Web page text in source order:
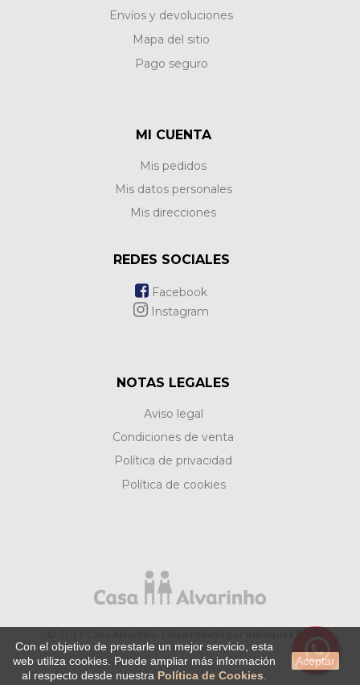
Con el objetivo de prestarle un mejor servicio, esta
web utiliza cookies. Puede ampliar más información
al respecto desde nuestra Política de Cookies
Aceptar
Envíos y devoluciones
Mapa del sitio
Pago seguro
MI CUENTA
Mis pedidos
Mis datos personales
Mis direcciones
REDES SOCIALES
Facebook
Instagram
NOTAS LEGALES
Aviso legal
Condiciones de venta
Política de privacidad
Política de cookies
enfoquesTIC.